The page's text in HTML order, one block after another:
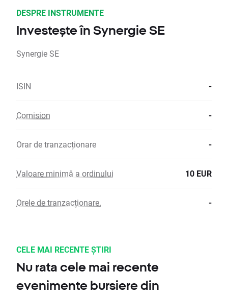
DESPRE INSTRUMENTE
Investește în Synergie SE
Synergie SE
ISIN -
Comision -
Orar de tranzacționare -
Valoare minimă a ordinului 10 EUR
Orele de tranzacționare. -
CELE MAI RECENTE ȘTIRI
Nu rata cele mai recente
evenimente bursiere din